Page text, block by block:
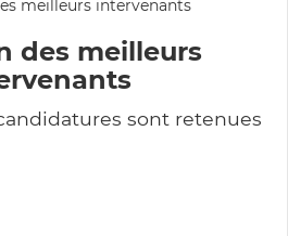
des meilleurs
sont retenues